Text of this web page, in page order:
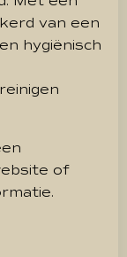
van een
hygiënisch
of